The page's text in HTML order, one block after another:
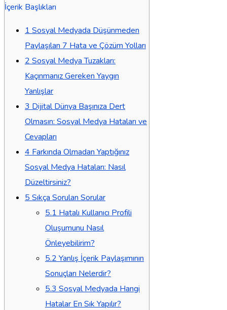
İçerik Başlıkları
1 Sosyal Medyada Düşünmeden
Paylaşılan 7 Hata ve Çözüm Yolları
2 Sosyal Medya Tuzakları:
Kaçınmanız Gereken Yaygın
Yanlışlar
3 Dijital Dünya Başınıza Dert
Olmasın: Sosyal Medya Hataları ve
Cevapları
4 Farkında Olmadan Yaptığınız
Sosyal Medya Hataları: Nasıl
Düzeltirsiniz?
5 Sıkça Sorulan Sorular
5.1 Hatalı Kullanıcı Profili
Oluşumunu Nasıl
Önleyebilirim?
5.2 Yanlış İçerik Paylaşımının
Sonuçları Nelerdir?
5.3 Sosyal Medyada Hangi
Hatalar En Sık Yapılır?